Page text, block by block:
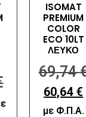
ISOMAT
PREMIUM
COLOR
ECO 10LT
ΛΕΥΚΟ
69,74
60,64 €
με Φ.Π.Α.